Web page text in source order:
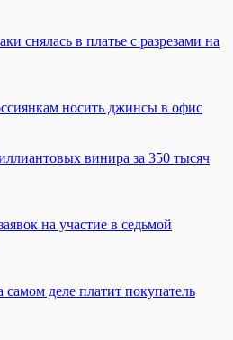
снялась в платье с разрезами на
носить джинсы в офис
винира за 350 тысяч
на участие в седьмой
самом деле платит покупатель